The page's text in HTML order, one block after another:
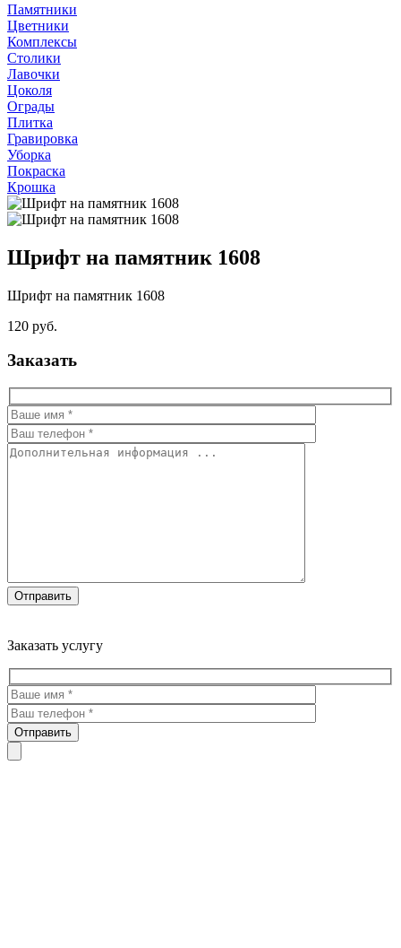
Памятники
Цветники
Комплексы
Столики
Лавочки
Цоколя
Ограды
Плитка
Гравировка
Уборка
Покраска
Крошка
Шрифт на памятник 1608
Шрифт на памятник 1608
120 руб.
Заказать
Заказать услугу